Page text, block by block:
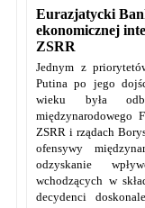
Eurazjatycki
ekonomicznej
ZSRR
Jednym z
Putina po jego
wieku była
międzynarodowego
ZSRR i rządach
ofensywy
odzyskanie
wchodzących w
decydenci